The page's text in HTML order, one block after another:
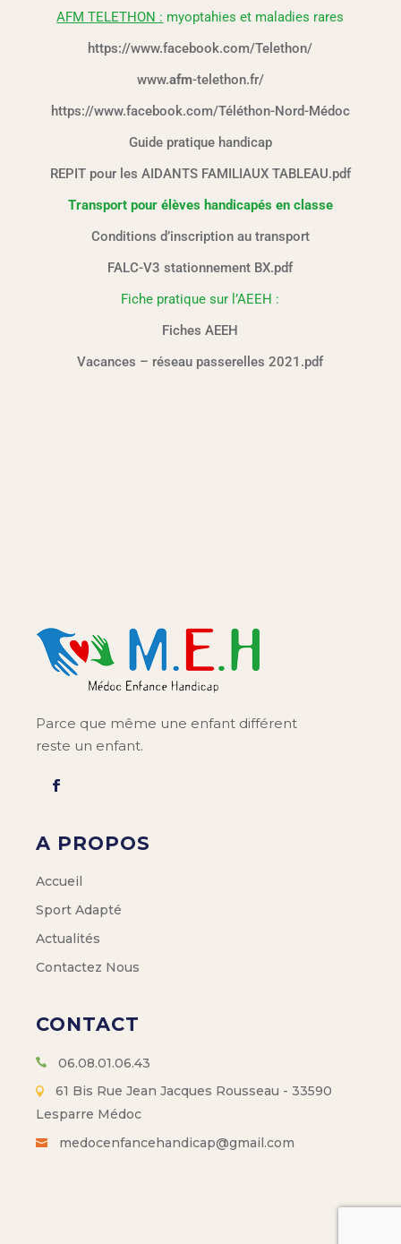
AFM TELETHON : myoptahies et maladies rares
https://www.facebook.com/Telethon/
www.afm-telethon.fr/
https://www.facebook.com/Téléthon-Nord-Médoc
Guide pratique handicap
REPIT pour les AIDANTS FAMILIAUX TABLEAU.pdf
Transport pour élèves handicapés en classe
Conditions d’inscription au transport
FALC-V3 stationnement BX.pdf
Fiche pratique sur l’AEEH :
Fiches AEEH
Vacances – réseau passerelles 2021.pdf
Parce que même une enfant différent
reste un enfant.
A PROPOS
Accueil
Sport Adapté
Actualités
Contactez Nous
CONTACT
06.08.01.06.43
61 Bis Rue Jean Jacques Rousseau - 33590
Lesparre Médoc
medocenfancehandicap@gmail.com